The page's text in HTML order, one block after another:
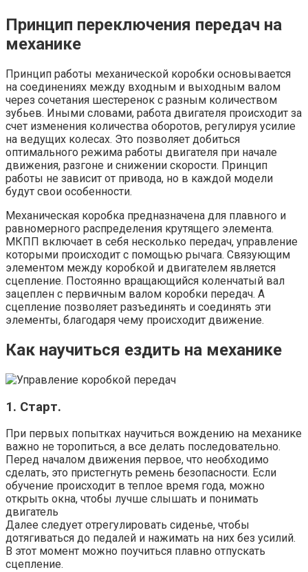
Принцип переключения передач на
механике
Принцип работы механической коробки основывается
на соединениях между входным и выходным валом
через сочетания шестеренок с разным количеством
зубьев. Иными словами, работа двигателя происходит за
счет изменения количества оборотов, регулируя усилие
на ведущих колесах. Это позволяет добиться
оптимального режима работы двигателя при начале
движения, разгоне и снижении скорости. Принцип
работы не зависит от привода, но в каждой модели
будут свои особенности.
Механическая коробка предназначена для плавного и
равномерного распределения крутящего элемента.
МКПП включает в себя несколько передач, управление
которыми происходит с помощью рычага. Связующим
элементом между коробкой и двигателем является
сцепление. Постоянно вращающийся коленчатый вал
зацеплен с первичным валом коробки передач. А
сцепление позволяет разъединять и соединять эти
элементы, благодаря чему происходит движение.
Как научиться ездить на механике
1. Старт.
При первых попытках научиться вождению на механике
важно не торопиться, а все делать последовательно.
Перед началом движения первое, что необходимо
сделать, это пристегнуть ремень безопасности. Если
обучение происходит в теплое время года, можно
открыть окна, чтобы лучше слышать и понимать
двигатель
Далее следует отрегулировать сиденье, чтобы
дотягиваться до педалей и нажимать на них без усилий.
В этот момент можно поучиться плавно отпускать
сцепление.